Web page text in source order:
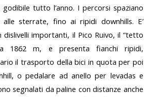
tutto l’anno. I percorsi spaziano
alle sterrate, fino ai ripidi downhills. E’
dislivelli importanti, il Pico Ruivo, il “tetto
1862 m, e presenta fianchi ripidi,
il trasporto della bici in quota per poi
o pedalare ad anello per levadas e
segnalati da paline con distanze anche